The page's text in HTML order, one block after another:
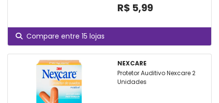
R$ 5,99
Compare entre 15 lojas
NEXCARE
Protetor Auditivo Nexcare 2
Unidades